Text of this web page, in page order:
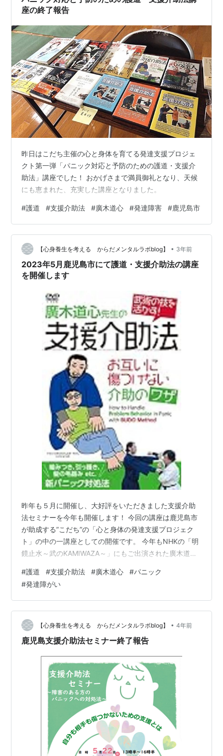
座の終了報告
昨日はこだち主催の心と身体を育てる発達支援プロジェ
クト第一弾「パニック対応と予防のための護道・支援介
助法」講座でした！ おかげさまで満員御礼となり、天候
にも恵まれた、充実した講座となりました。
#護道 #支援介助法 #廣木道心 #発達障害 #鹿児島市
【心身養生を考える からだメンタルラボblog】 • 3年前
2023年5月鹿児島市にて護道・支援介助法の講座
を開催します
昨年も５月に開催し、大好評をいただきました支援介助
法セミナーを今年も開催します！ 今回の講座は鹿児島市
が助成する”こだち”の「心と身体の発達支援プロジェク
ト」の中の一講座としての開催です。 今年もNHKの「明
鏡止水～武のKAMIWAZA～」にもご出演された廣木道心
びます。 お申し込みはこちらからどうぞ！ forms.gle ※
昨年に開催していた支援介助法セミナーの内容はこちら
のページで紹介をしております。 www.karadamental-
brog.com 詳細については以下の通りです。
#護道 #支援介助法 #廣木道心 #パニック
#発達障がい
【心身養生を考える からだメンタルラボblog】 • 4年前
鹿児島支援介助法セミナー終了報告